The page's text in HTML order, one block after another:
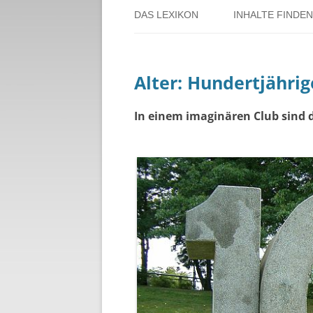
DAS LEXIKON
ÜBER DAS PROJEKT
INHALTE FINDEN
RUND UM DIE
ZEITTAFEL
Alter:
In einem imaginären Club sind